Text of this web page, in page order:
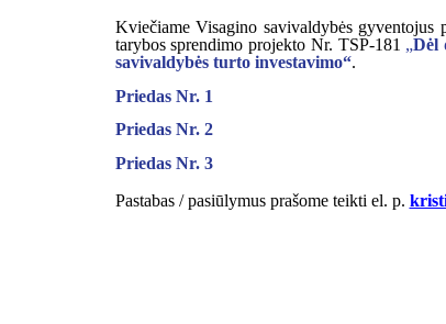
Kviečiame Visagino savivaldybės gyventojus
tarybos sprendimo projekto Nr. TSP-181 „Dėl
savivaldybės turto investavimo“.
Priedas Nr. 1
Priedas Nr. 2
Priedas Nr. 3
Pastabas / pasiūlymus prašome teikti el. p.